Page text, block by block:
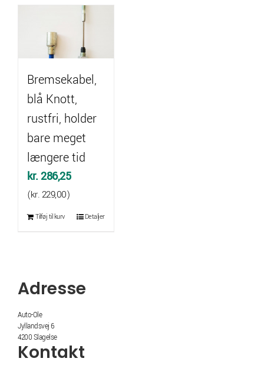
Bremsekabel,
blå Knott,
rustfri, holder
bare meget
længere tid
kr.286,25
(kr. 229,00)
Tilføj til kurv Detaljer
Adresse
Auto-Ole
Jyllandsvej 6
4200 Slagelse
Kontakt